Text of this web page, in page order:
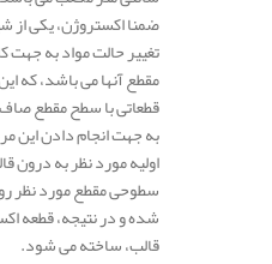
ضمنا اکستروژن، یکی از
تغییر حالت مواد به
مقطع آنها می باشد، که
قطعاتی با سطح مقطع
به جهت انجام دادن این
اولیه مورد نظر به درون
سطوحی مقطع مورد نظر
شده و در نتیجه، قطعه
قالب، ساخته می شود.